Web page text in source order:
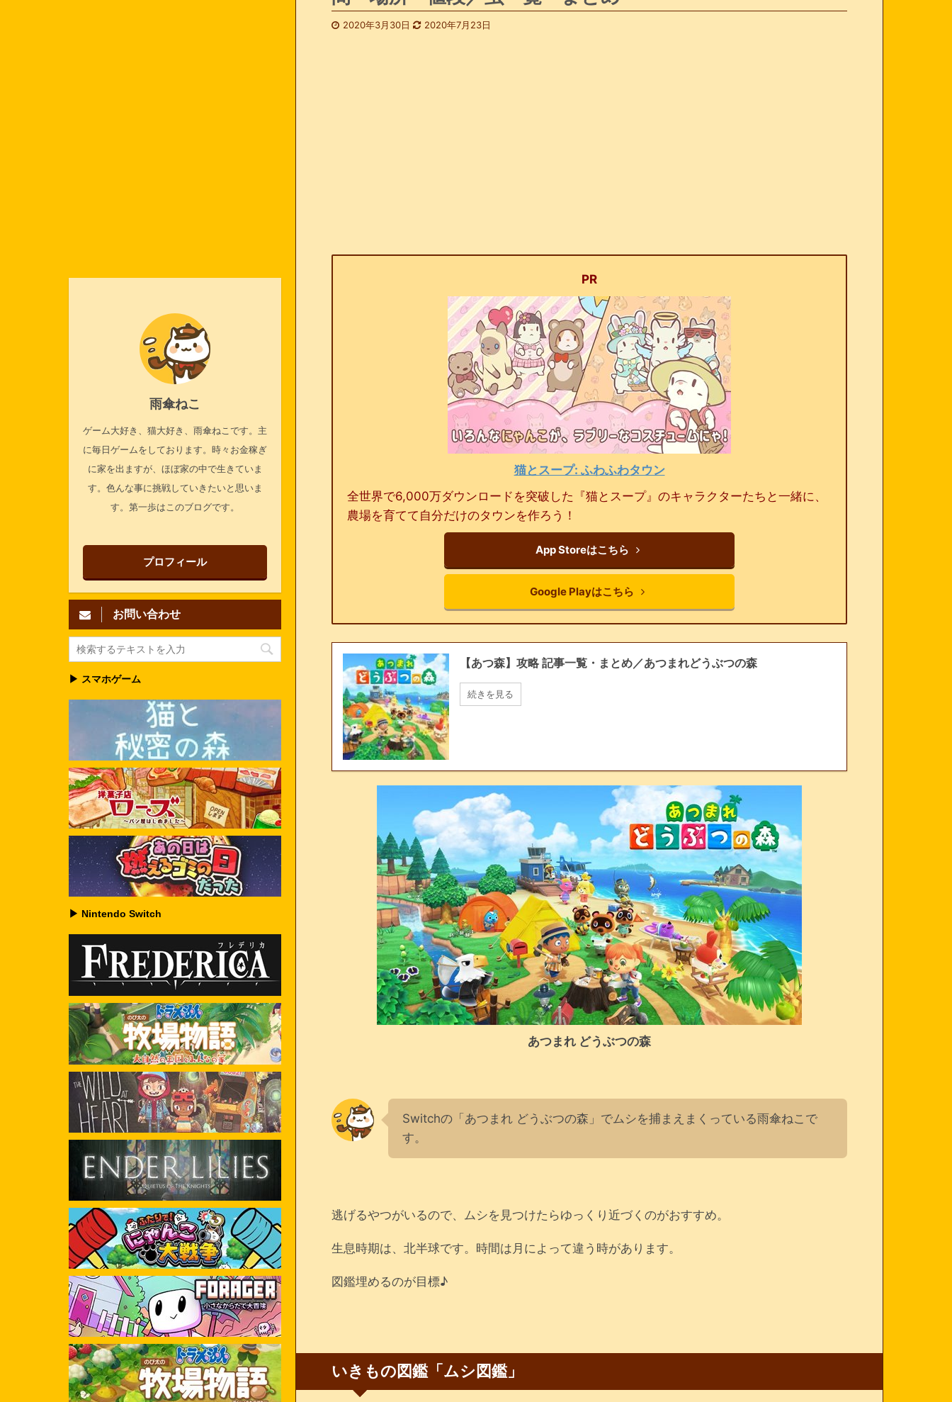
2020年3月30日 2020年7月23日
PR
猫とスープ: ふわふわタウン
全世界で6,000万ダウンロードを突破した『猫とスープ』のキャラクターたちと一緒に、
農場を育てて自分だけのタウンを作ろう！
App Storeはこちら
Google Playはこちら
【あつ森】攻略 記事一覧・まとめ／あつまれどうぶつの森
続きを見る
あつまれ どうぶつの森
Switchの「あつまれ どうぶつの森」でムシを捕まえまくっている雨傘ねこで
す。
逃げるやつがいるので、ムシを見つけたらゆっくり近づくのがおすすめ。
生息時期は、北半球です。時間は月によって違う時があります。
図鑑埋めるのが目標♪
いきもの図鑑「ムシ図鑑」
雨傘ねこ
ゲーム大好き、猫大好き、雨傘ねこです。主
に毎日ゲームをしております。時々お金稼ぎ
に家を出ますが、ほぼ家の中で生きていま
す。色んな事に挑戦していきたいと思いま
す。第一歩はこのブログです。
プロフィール
お問い合わせ
▶ スマホゲーム
▶ Nintendo Switch